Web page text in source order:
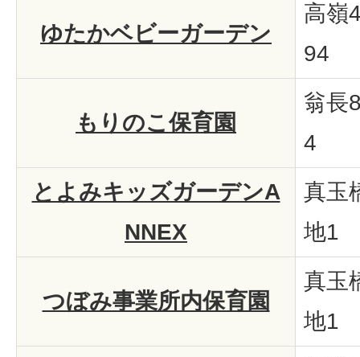
ゆたかベビーガーデン
高嶺
94
もりのこ保育園
翁長
4
とよみキッズガーデンA
NNEX
真玉
地1
つぼみ事業所内保育園
真玉
地1